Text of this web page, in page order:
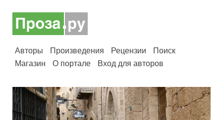
Авторы Произведения Рецензии
Поиск
Магазин
О портале Вход для авторов